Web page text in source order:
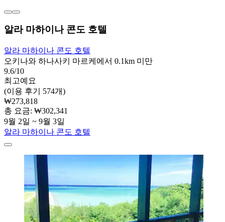
알라 마하이나 콘도 호텔
알라 마하이나 콘도 호텔
오키나와 하나사키 마르케에서 0.1km 미만
9.6/10
최고예요
(이용 후기 574개)
₩273,818
총 요금: ₩302,341
9월 2일 ~ 9월 3일
알라 마하이나 콘도 호텔